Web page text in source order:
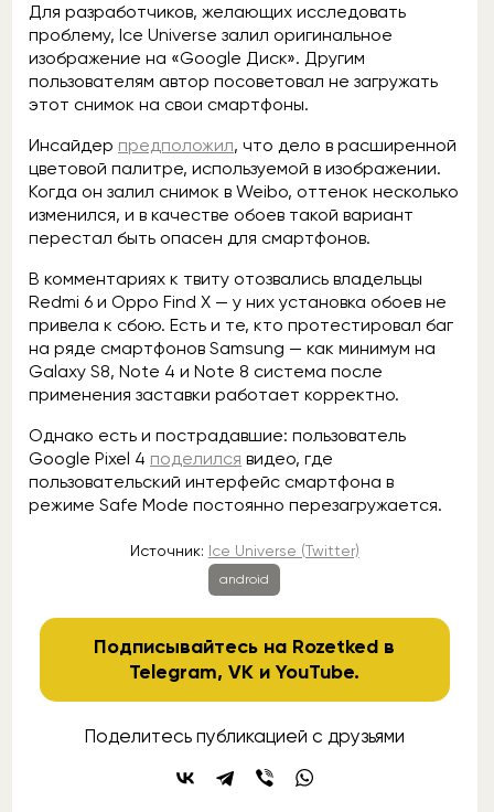
Для разработчиков, желающих исследовать
проблему, Ice Universe залил оригинальное
изображение на «Google Диск». Другим
пользователям автор посоветовал не загружать
этот снимок на свои смартфоны.
Инсайдер предположил, что дело в расширенной
цветовой палитре, используемой в изображении.
Когда он залил снимок в Weibo, оттенок несколько
изменился, и в качестве обоев такой вариант
перестал быть опасен для смартфонов.
В комментариях к твиту отозвались владельцы
Redmi 6 и Oppo Find X — у них установка обоев не
привела к сбою. Есть и те, кто протестировал баг
на ряде смартфонов Samsung — как минимум на
Galaxy S8, Note 4 и Note 8 система после
применения заставки работает корректно.
Однако есть и пострадавшие: пользователь
Google Pixel 4 поделился видео, где
пользовательский интерфейс смартфона в
режиме Safe Mode постоянно перезагружается.
Источник: Ice Universe (Twitter)
android
Подписывайтесь на Rozetked в
Telegram,VK иYouTube.
Поделитесь публикацией с друзьями